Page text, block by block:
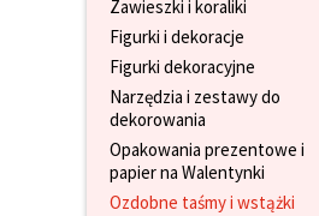
Zawieszki i koraliki
Figurki i dekoracje
Figurki dekoracyjne
Narzędzia i zestawy do
dekorowania
Opakowania prezentowe i
papier na Walentynki
Ozdobne taśmy i wstążki